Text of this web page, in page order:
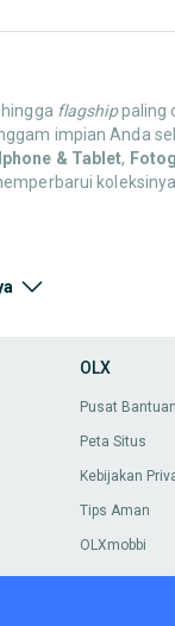
flagshippaling
impian Anda
& Tablet,
pelindung,
apa yang paling
OLX
Pusat Bantuan
Peta Situs
Kebijakan
Tips Aman
OLXmobbi